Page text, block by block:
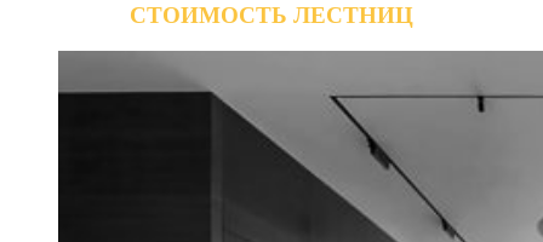
СТОИМОСТЬ ЛЕСТНИЦ